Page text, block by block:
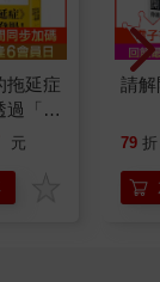
拖延症
過「小
行動
科
元
請解
79 折